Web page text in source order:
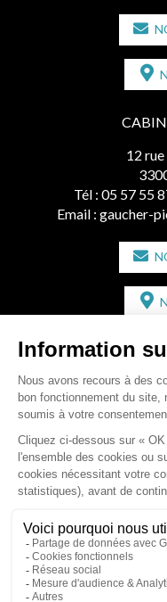
12
Tél : 05 57 55
Email : gaucher-
2 bis
33350 ST
Tél :05 57 55
Email :gaucher-